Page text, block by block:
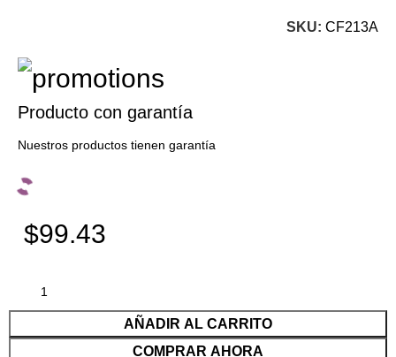
SKU: CF213A
Producto con garantía
Nuestros productos tienen garantía
$99.43
AÑADIR AL CARRITO
COMPRAR AHORA